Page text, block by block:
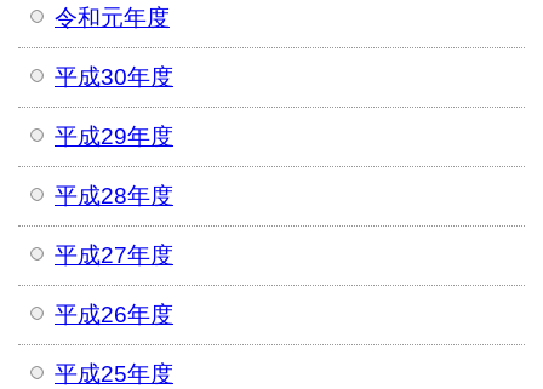
令和元年度
平成30年度
平成29年度
平成28年度
平成27年度
平成26年度
平成25年度